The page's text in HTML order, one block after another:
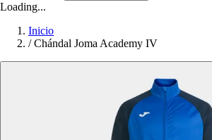
Loading...
Inicio
/ Chándal Joma Academy IV